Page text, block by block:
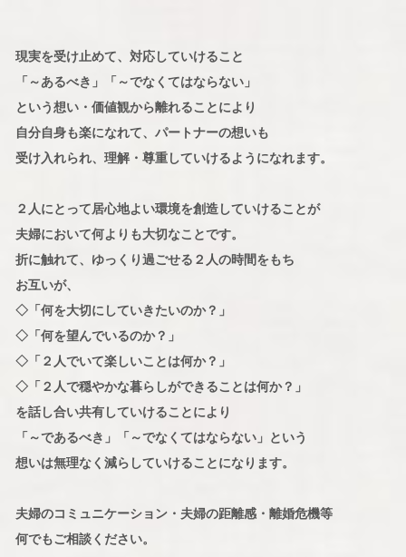
現実を受け止めて、対応していけること
「～あるべき」「～でなくてはならない」
という想い・価値観から離れることにより
自分自身も楽になれて、パートナーの想いも
受け入れられ、理解・尊重していけるようになれます。
２人にとって居心地よい環境を創造していけることが
夫婦において何よりも大切なことです。
折に触れて、ゆっくり過ごせる２人の時間をもち
お互いが、
◇「何を大切にしていきたいのか？」
◇「何を望んでいるのか？」
◇「２人でいて楽しいことは何か？」
◇「２人で穏やかな暮らしができることは何か？」
を話し合い共有していけることにより
「～であるべき」「～でなくてはならない」という
想いは無理なく減らしていけることになります。
夫婦のコミュニケーション・夫婦の距離感・離婚危機等
何でもご相談ください。